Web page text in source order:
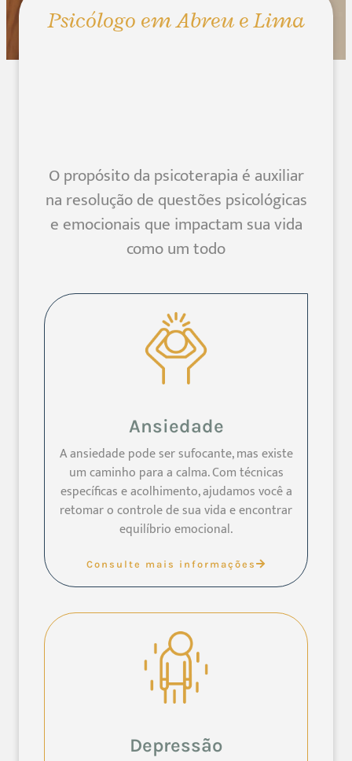
Psicólogo em Abreu e Lima
O propósito da psicoterapia é auxiliar
na resolução de questões psicológicas
e emocionais que impactam sua vida
como um todo
Ansiedade
A ansiedade pode ser sufocante, mas existe
um caminho para a calma. Com técnicas
específicas e acolhimento, ajudamos você a
retomar o controle de sua vida e encontrar
equilíbrio emocional.
Consulte mais informações
Depressão